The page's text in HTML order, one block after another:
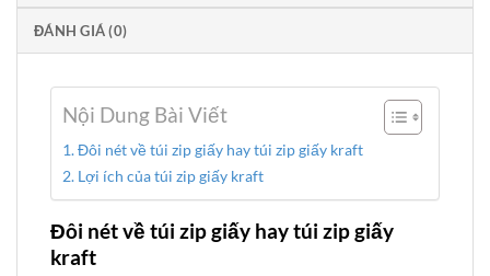
ĐÁNH GIÁ (0)
Nội Dung Bài Viết
Đôi nét về túi zip giấy hay túi zip giấy kraft
Lợi ích của túi zip giấy kraft
Đôi nét về túi zip giấy hay túi zip giấy
kraft